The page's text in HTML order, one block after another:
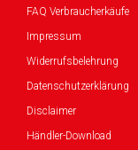
FAQ Verbraucherkäufe
Impressum
Widerrufsbelehrung
Datenschutzerklärung
Disclaimer
Händler-Download